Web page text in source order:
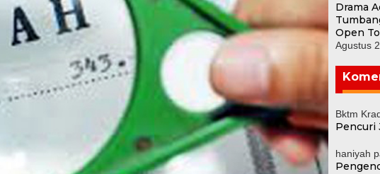
Drama
Open
Agustus
Bktm
Pencuri
haniyah